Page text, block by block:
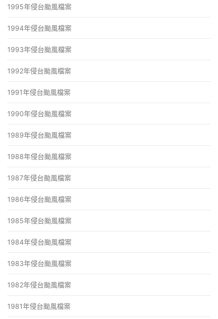
1995年侵台颱風檔案
1994年侵台颱風檔案
1993年侵台颱風檔案
1992年侵台颱風檔案
1991年侵台颱風檔案
1990年侵台颱風檔案
1989年侵台颱風檔案
1988年侵台颱風檔案
1987年侵台颱風檔案
1986年侵台颱風檔案
1985年侵台颱風檔案
1984年侵台颱風檔案
1983年侵台颱風檔案
1982年侵台颱風檔案
1981年侵台颱風檔案